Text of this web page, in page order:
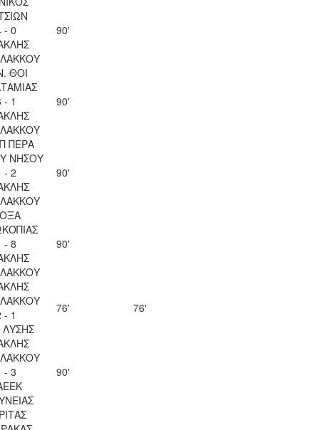
- 0
90'
ΘΟΙ
- 1
90'
ΠΕΡΑ
ΝΗΣΟΥ
- 2
90'
- 8
90'
- 1
ΛΥΣΗΣ
76' 76'
- 3
90'